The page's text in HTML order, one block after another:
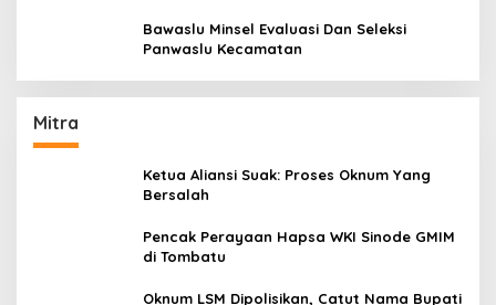
Bawaslu Minsel Evaluasi Dan Seleksi
Panwaslu Kecamatan
Mitra
Ketua Aliansi Suak: Proses Oknum Yang
Bersalah
Pencak Perayaan Hapsa WKI Sinode GMIM
di Tombatu
Oknum LSM Dipolisikan, Catut Nama Bupati